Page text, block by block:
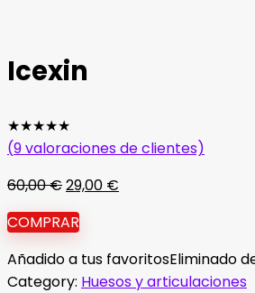
Icexin
★★★★★
(9valoraciones de clientes)
60,00€El
precio
original
era:
60,00 €.
29,00 €
es:
29,00 €.
COMPRAR
Añadido a tus favoritosEliminado
Category: Huesos y articulaciones